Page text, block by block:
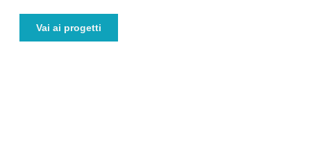
Vai ai progetti